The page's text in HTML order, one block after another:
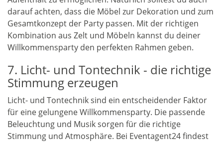
darauf achten, dass die Möbel zur Dekoration und zum
Gesamtkonzept der Party passen. Mit der richtigen
Kombination aus Zelt und Möbeln kannst du deiner
Willkommensparty den perfekten Rahmen geben.
7. Licht- und Tontechnik - die richtige
Stimmung erzeugen
Licht- und Tontechnik sind ein entscheidender Faktor
für eine gelungene Willkommensparty. Die passende
Beleuchtung und Musik sorgen für die richtige
Stimmung und Atmosphäre. Bei Eventagent24 findest